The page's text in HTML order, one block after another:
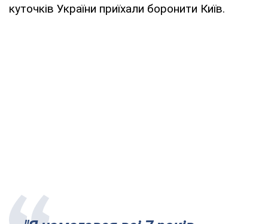
куточків України приїхали боронити Київ.